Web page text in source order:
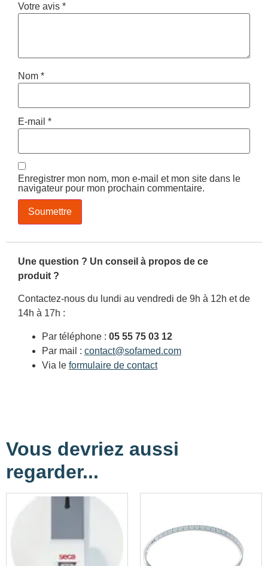
Votre avis *
Nom *
E-mail *
Enregistrer mon nom, mon e-mail et mon site dans le
navigateur pour mon prochain commentaire.
Une question ? Un conseil à propos de ce
produit ?
Contactez-nous du lundi au vendredi de 9h à 12h et de
14h à 17h :
Par téléphone : 05 55 75 03 12
Par mail : contact@sofamed.com
Via le formulaire de contact
Vous devriez aussi
regarder...